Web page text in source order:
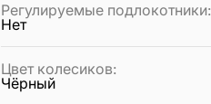
Регулируемые подлокотники:
Нет
Цвет колесиков:
Чёрный